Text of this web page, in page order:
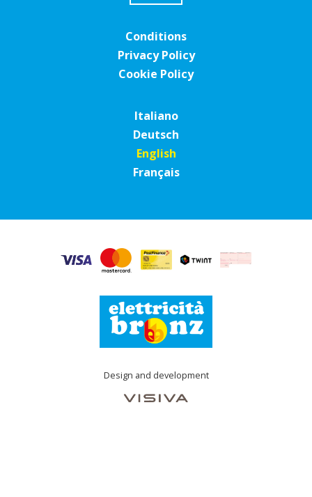
Conditions
Privacy Policy
Cookie Policy
Italiano
Deutsch
English
Français
Design and development